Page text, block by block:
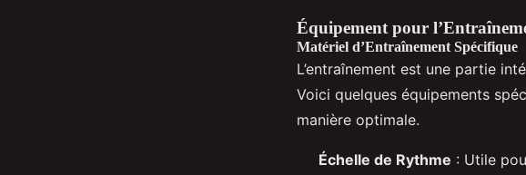
Équipement pour
Matériel d’Entraînement Spécifique
L’entraînement est une partie
Voici quelques équipements
manière optimale.
Échelle de Rythme : Utile